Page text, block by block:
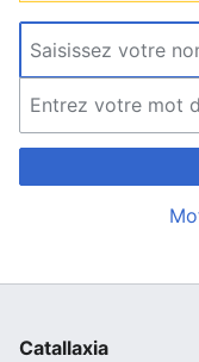
Catallaxia